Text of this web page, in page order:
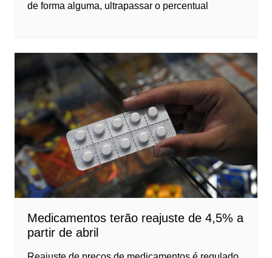
de forma alguma, ultrapassar o percentual
Medicamentos terão reajuste de 4,5% a
partir de abril